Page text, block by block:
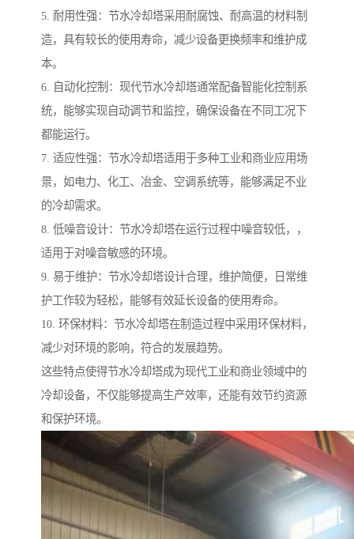
5. 耐用性强：节水冷却塔采用耐腐蚀、耐高温的材料制
造，具有较长的使用寿命，减少设备更换频率和维护成
本。
6. 自动化控制：现代节水冷却塔通常配备智能化控制系
统，能够实现自动调节和监控，确保设备在不同工况下
都能运行。
7. 适应性强：节水冷却塔适用于多种工业和商业应用场
景，如电力、化工、冶金、空调系统等，能够满足不业
的冷却需求。
8. 低噪音设计：节水冷却塔在运行过程中噪音较低，，
适用于对噪音敏感的环境。
9. 易于维护：节水冷却塔设计合理，维护简便，日常维
护工作较为轻松，能够有效延长设备的使用寿命。
10. 环保材料：节水冷却塔在制造过程中采用环保材料，
减少对环境的影响，符合的发展趋势。
这些特点使得节水冷却塔成为现代工业和商业领域中的
冷却设备，不仅能够提高生产效率，还能有效节约资源
和保护环境。